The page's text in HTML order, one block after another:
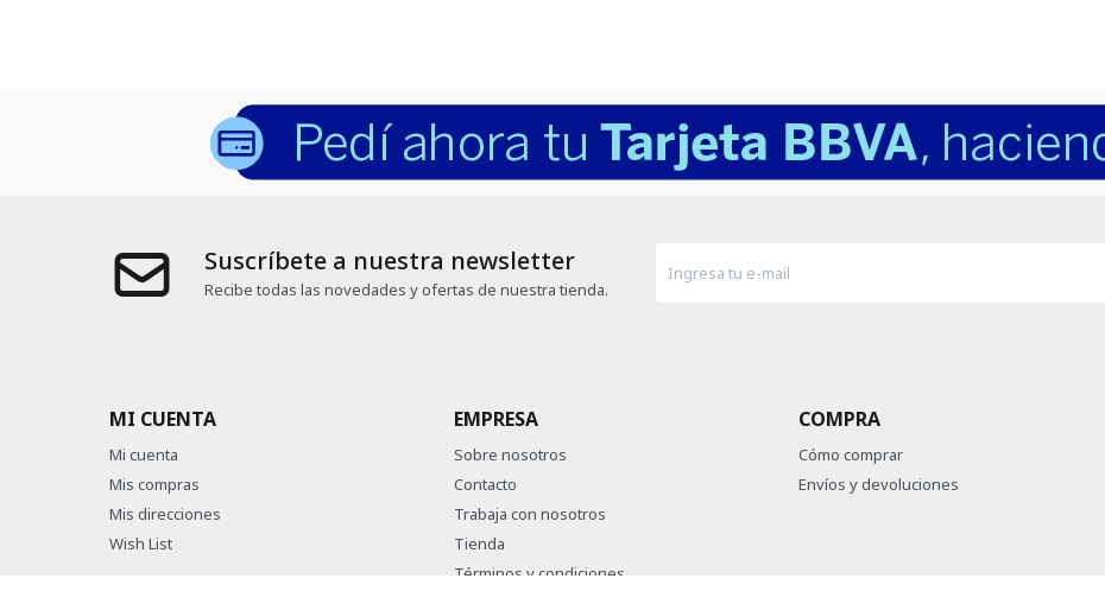
Suscríbete a nuestra newsletter
Recibe todas las novedades y ofertas de nuestra tienda.
MI CUENTA
Mi cuenta
Mis compras
Mis direcciones
Wish List
EMPRESA
Sobre nosotros
Contacto
Trabaja con nosotros
Tienda
Términos y condiciones
COMPRA
Cómo comprar
Envíos y devoluciones